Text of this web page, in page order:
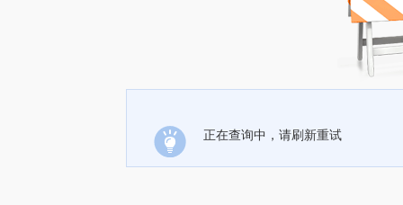
正在查询中，请刷新重试